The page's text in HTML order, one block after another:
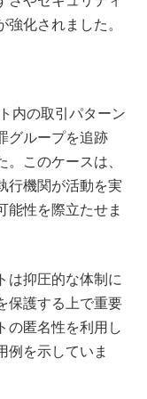
化されました。
内の取引パターン
グループを追跡
このケースは、
行機関が活動を実
能性を際立たせま
は抑圧的な体制に
保護する上で重要
の匿名性を利用し
例を示していま